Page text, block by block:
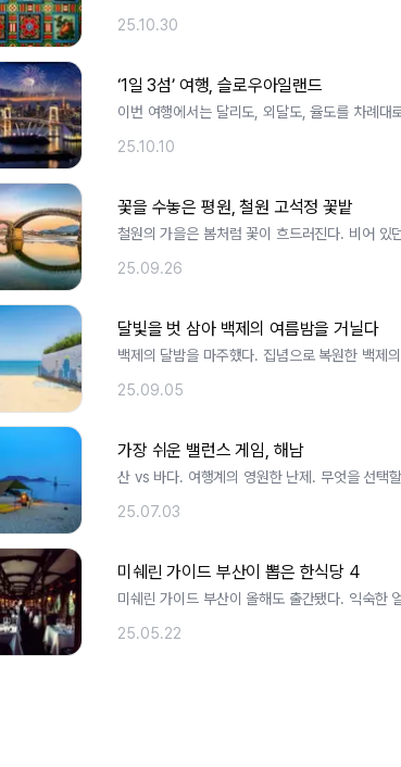
25.10.30
‘1일 3섬’ 여행, 슬로우아일랜드
이번 여행에서는 달리도, 외달도, 율도를 차례대
25.10.10
꽃을 수놓은 평원, 철원 고석정 꽃밭
철원의 가을은 봄처럼 꽃이 흐드러진다. 비어 있
25.09.26
달빛을 벗 삼아 백제의 여름밤을 거닐다
백제의 달밤을 마주했다. 집념으로 복원한 백제
25.09.05
가장 쉬운 밸런스 게임, 해남
산 vs 바다. 여행계의 영원한 난제. 무엇을 선택
25.07.03
미쉐린 가이드 부산이 뽑은 한식당 4
미쉐린 가이드 부산이 올해도 출간됐다. 익숙한
25.05.22